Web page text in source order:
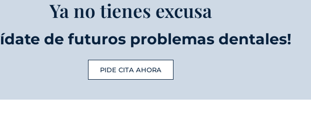
Ya no tienes excusa
de futuros problemas dentales!
PIDE CITA AHORA